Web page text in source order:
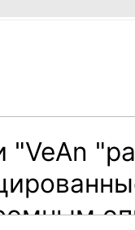
"VeAn